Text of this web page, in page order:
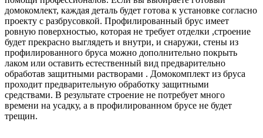
домокомлект, каждая деталь будет готова к установке согласно
проекту с разбрусовкой. Профилированный брус имеет
ровную поверхностью, которая не требует отделки ,строение
будет прекрасно выглядеть и внутри, и снаружи, стены из
профилированного бруса можно дополнительно покрыть
лаком или оставить естественный вид предварительно
обработав защитными растворами . Домокомплект из бруса
проходит предварительную обработку защитными
средствами. В результате строение не потребует много
времени на усадку, а в профилированном брусе не будет
трещин.